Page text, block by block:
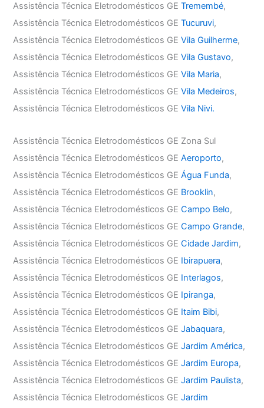
Assistência Técnica Eletrodomésticos GETremembé,
Assistência Técnica Eletrodomésticos GETucuruvi,
Assistência Técnica Eletrodomésticos GEVila Guilherme,
Assistência Técnica Eletrodomésticos GEVila Gustavo,
Assistência Técnica Eletrodomésticos GEVila Maria,
Assistência Técnica Eletrodomésticos GEVila Medeiros,
Assistência Técnica Eletrodomésticos GEVila Nivi.
Assistência Técnica Eletrodomésticos GE Zona Sul
Assistência Técnica Eletrodomésticos GEAeroporto,
Assistência Técnica Eletrodomésticos GEÁgua Funda,
Assistência Técnica Eletrodomésticos GE Brooklin,
Assistência Técnica Eletrodomésticos GECampo Belo,
Assistência Técnica Eletrodomésticos GECampo Grande,
Assistência Técnica Eletrodomésticos GECidade Jardim,
Assistência Técnica Eletrodomésticos GE Ibirapuera,
Assistência Técnica Eletrodomésticos GE Interlagos,
Assistência Técnica Eletrodomésticos GE Ipiranga,
Assistência Técnica Eletrodomésticos GE Itaim Bibi,
Assistência Técnica Eletrodomésticos GEJabaquara,
Assistência Técnica Eletrodomésticos GEJardim América,
Assistência Técnica Eletrodomésticos GEJardim Europa,
Assistência Técnica Eletrodomésticos GEJardim Paulista,
Assistência Técnica Eletrodomésticos GEJardim